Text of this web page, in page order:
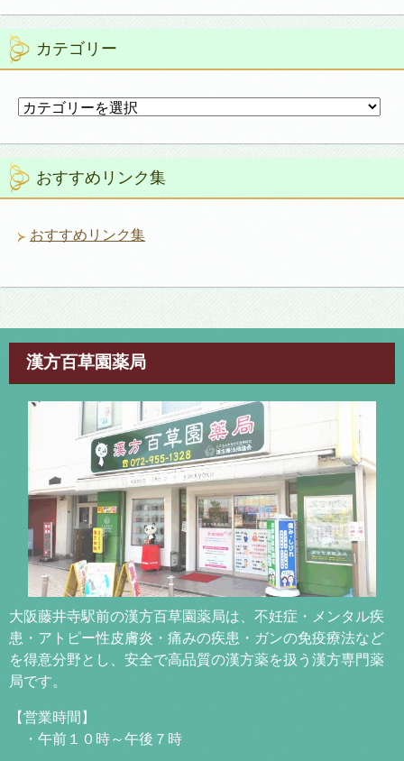
カテゴリー
カ
ゴ
リ
ー おすすめリンク集
おすすめリンク集
漢方百草園薬局
大阪藤井寺駅前の漢方百草園薬局は、不妊症・メンタル疾
患・アトピー性皮膚炎・痛みの疾患・ガンの免疫療法など
を得意分野とし、安全で高品質の漢方薬を扱う漢方専門薬
局です。
【営業時間】
・午前１０時～午後７時